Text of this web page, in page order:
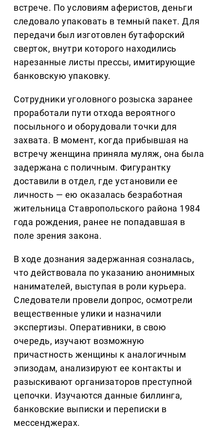
встрече. По условиям аферистов, деньги
следовало упаковать в темный пакет. Для
передачи был изготовлен бутафорский
сверток, внутри которого находились
нарезанные листы прессы, имитирующие
банковскую упаковку.
Сотрудники уголовного розыска заранее
проработали пути отхода вероятного
посыльного и оборудовали точки для
захвата. В момент, когда прибывшая на
встречу женщина приняла муляж, она была
задержана с поличным. Фигурантку
доставили в отдел, где установили ее
личность — ею оказалась безработная
жительница Ставропольского района 1984
года рождения, ранее не попадавшая в
поле зрения закона.
В ходе дознания задержанная созналась,
что действовала по указанию анонимных
нанимателей, выступая в роли курьера.
Следователи провели допрос, осмотрели
вещественные улики и назначили
экспертизы. Оперативники, в свою
очередь, изучают возможную
причастность женщины к аналогичным
эпизодам, анализируют ее контакты и
разыскивают организаторов преступной
цепочки. Изучаются данные биллинга,
банковские выписки и переписки в
мессенджерах.